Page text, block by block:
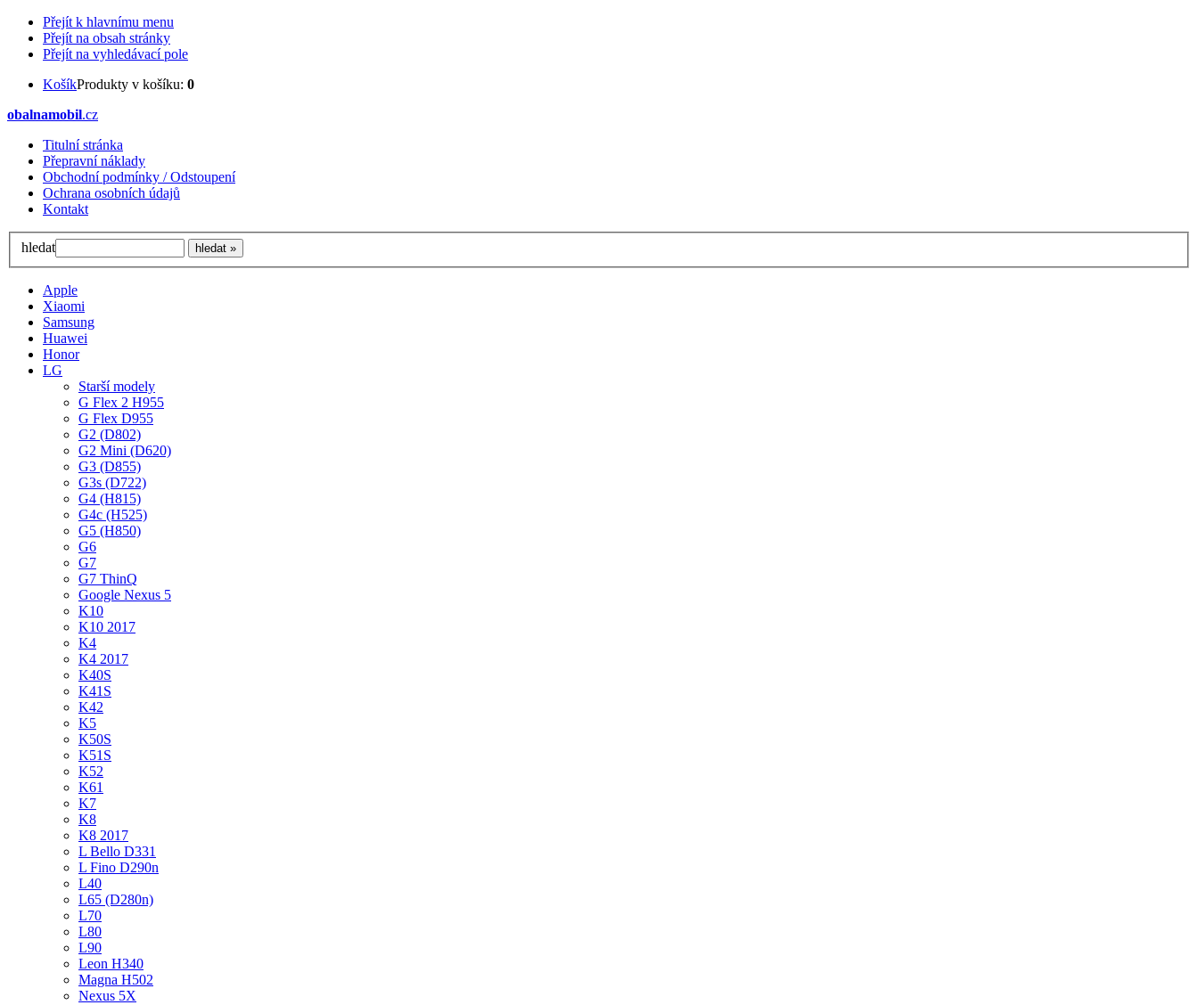
Přejít k hlavnímu menu
Přejít na obsah stránky
Přejít na vyhledávací pole
KošíkProdukty v košíku: 0
obalnamobil.cz
Titulní stránka
Přepravní náklady
Obchodní podmínky / Odstoupení
Ochrana osobních údajů
Kontakt
hledat
Apple
Xiaomi
Samsung
Huawei
Honor
LG
Starší modely
G Flex 2 H955
G Flex D955
G2 (D802)
G2 Mini (D620)
G3 (D855)
G3s (D722)
G4 (H815)
G4c (H525)
G5 (H850)
G6
G7
G7 ThinQ
Google Nexus 5
K10
K10 2017
K4
K4 2017
K40S
K41S
K42
K5
K50S
K51S
K52
K61
K7
K8
K8 2017
L Bello D331
L Fino D290n
L40
L65 (D280n)
L70
L80
L90
Leon H340
Magna H502
Nexus 5X